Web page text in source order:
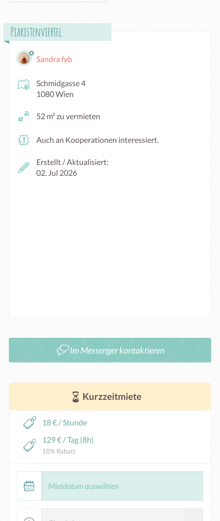
Piaristenviertel
Sandra fyb
Schmidgasse 4
1080 Wien
52 m² zu vermieten
Auch an Kooperationen interessiert.
Erstellt / Aktualisiert:
02. Jul 2026
Im Messenger kontaktieren
Kurzzeitmiete
18 € / Stunde
129 € / Tag (8h)
10% Rabatt